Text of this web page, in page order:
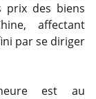
prix des biens
affectant
par se diriger
est au